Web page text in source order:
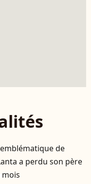
de
a perdu son père